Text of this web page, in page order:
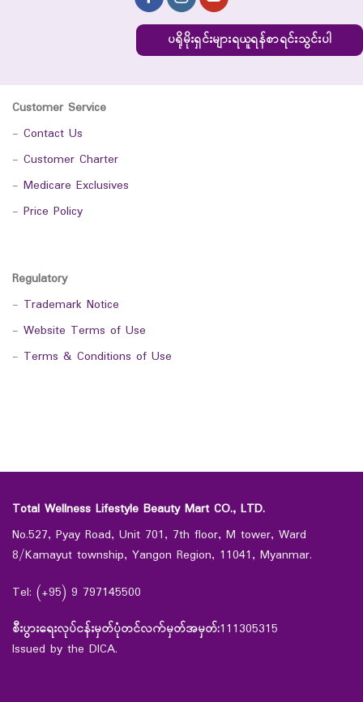
ပရိုမိုးရှင်းများရယူရန်စာရင်းသွင်းပါ
Customer Service
- Contact Us
- Customer Charter
- Medicare Exclusives
- Price Policy
Regulatory
- Trademark Notice
- Website Terms of Use
- Terms & Conditions of Use
Total Wellness Lifestyle Beauty Mart CO., LTD.
No.527, Pyay Road, Unit 701, 7th floor, M tower, Ward
8/Kamayut township, Yangon Region, 11041, Myanmar.
Tel: (+95) 9 797145500
စီးပွားရေးလုပ်ငန်းမှတ်ပုံတင်လက်မှတ်အမှတ်:111305315
Issued by the DICA.